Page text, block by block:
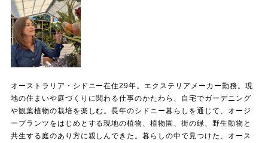
オーストラリア・シドニー在住29年。エクステリアメーカー勤務。現
地の住まいや庭づくりに関わる仕事のかたわら、自宅でガーデニング
や観葉植物の栽培を楽しむ。長年のシドニー暮らしを通じて、オージ
ープランツをはじめとする現地の植物、植物園、街の緑、野生動物と
共生する庭のあり方に親しんできた。暮らしの中で見つけた、オース